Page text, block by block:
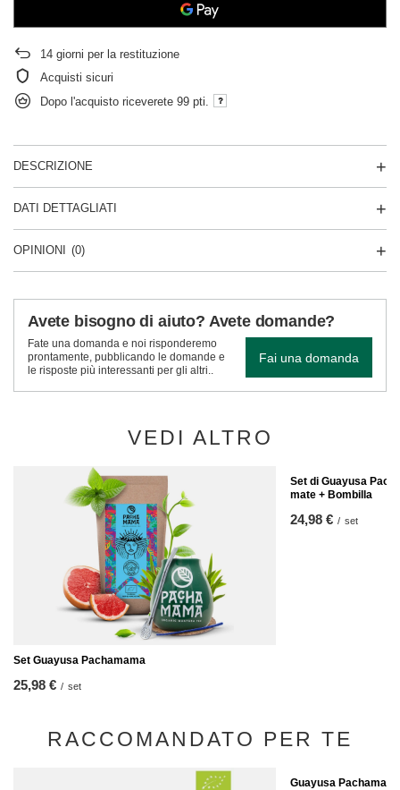
14 giorni per la restituzione
Acquisti sicuri
Dopo l'acquisto riceverete 99 pti.
DESCRIZIONE
DATI DETTAGLIATI
OPINIONI (0)
Avete bisogno di aiuto? Avete domande?
Fate una domanda e noi risponderemo
prontamente, pubblicando le domande e
le risposte più interessanti per gli altri..
Fai una domanda
VEDI ALTRO
Set Guayusa Pachamama
25,98 € / set
Set di Guayusa
mate + Bombilla
24,98 € / set
RACCOMANDATO PER TE
Guayusa